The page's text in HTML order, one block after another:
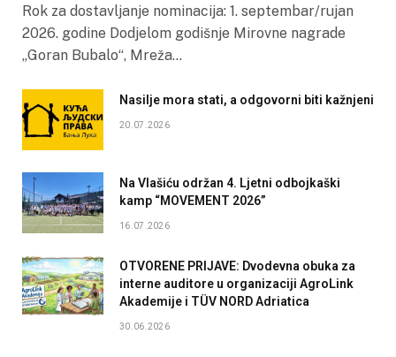
Rok za dostavljanje nominacija: 1. septembar/rujan
2026. godine Dodjelom godišnje Mirovne nagrade
„Goran Bubalo“, Mreža…
Nasilje mora stati, a odgovorni biti kažnjeni
20.07.2026
Na Vlašiću održan 4. Ljetni odbojkaški
kamp “MOVEMENT 2026”
16.07.2026
OTVORENE PRIJAVE: Dvodevna obuka za
interne auditore u organizaciji AgroLink
Akademije i TÜV NORD Adriatica
30.06.2026